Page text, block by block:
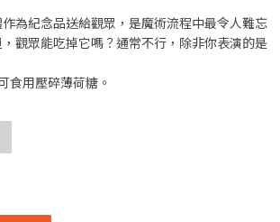
為紀念品送給觀眾，是魔術流程中最令人難忘
觀眾能吃掉它嗎？通常不行，除非你表演的是
食用壓碎薄荷糖。